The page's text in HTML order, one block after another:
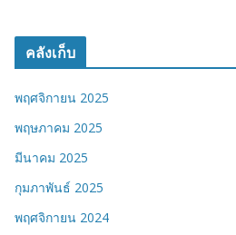
คลังเก็บ
พฤศจิกายน 2025
พฤษภาคม 2025
มีนาคม 2025
กุมภาพันธ์ 2025
พฤศจิกายน 2024